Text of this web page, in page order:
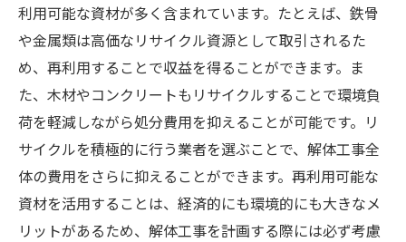
利用可能な資材が多く含まれています。たとえば、鉄骨
や金属類は高価なリサイクル資源として取引されるた
め、再利用することで収益を得ることができます。ま
た、木材やコンクリートもリサイクルすることで環境負
荷を軽減しながら処分費用を抑えることが可能です。リ
サイクルを積極的に行う業者を選ぶことで、解体工事全
体の費用をさらに抑えることができます。再利用可能な
資材を活用することは、経済的にも環境的にも大きなメ
リットがあるため、解体工事を計画する際には必ず考慮